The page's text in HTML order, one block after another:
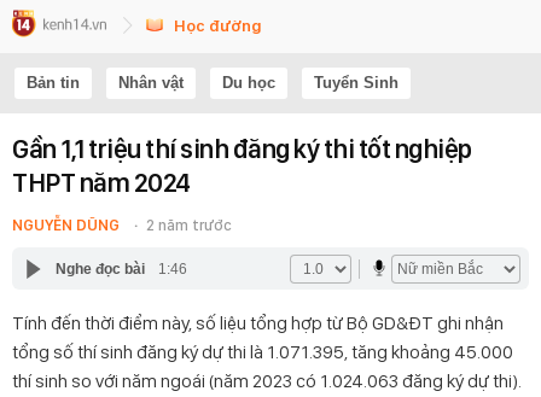
Học đường
Bản tin Nhân vật Du học Tuyển Sinh
Gần 1,1 triệu thí sinh đăng ký thi tốt nghiệp
THPT năm 2024
NGUYỄN DŨNG 2 năm trước
Nghe đọc bài 1:46
Tính đến thời điểm này, số liệu tổng hợp từ Bộ GD&ĐT ghi nhận
tổng số thí sinh đăng ký dự thi là 1.071.395, tăng khoảng 45.000
thí sinh so với năm ngoái (năm 2023 có 1.024.063 đăng ký dự thi).